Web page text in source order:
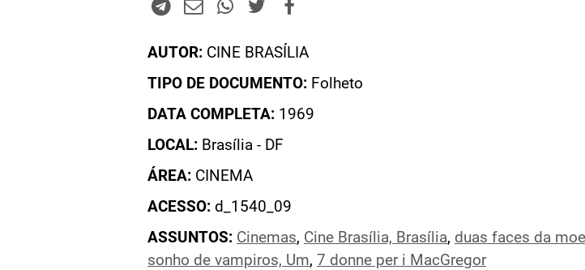
AUTOR: CINE BRASÍLIA
TIPO DE DOCUMENTO: Folheto
DATA COMPLETA: 1969
LOCAL: Brasília - DF
ÁREA: CINEMA
ACESSO: d_1540_09
ASSUNTOS: Cinemas, Cine Brasília, Brasília, duas faces da
sonho de vampiros, Um, 7 donne per i MacGregor